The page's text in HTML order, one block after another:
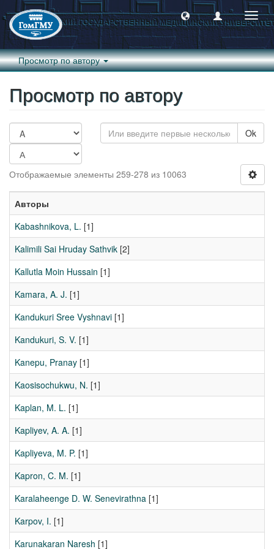
Просмотр по автору
Просмотр по автору
Ok
Отображаемые элементы 259-278 из 10063
Авторы
Kabashnikova, L. [1]
Kalimili Sai Hruday Sathvik [2]
Kallutla Moin Hussain [1]
Kamara, A. J. [1]
Kandukuri Sree Vyshnavi [1]
Kandukuri, S. V. [1]
Kanepu, Pranay [1]
Kaosisochukwu, N. [1]
Kaplan, M. L. [1]
Kapliyev, A. A. [1]
Kapliyeva, M. P. [1]
Kapron, C. M. [1]
Karalaheenge D. W. Senevirathna [1]
Karpov, I. [1]
Karunakaran Naresh [1]